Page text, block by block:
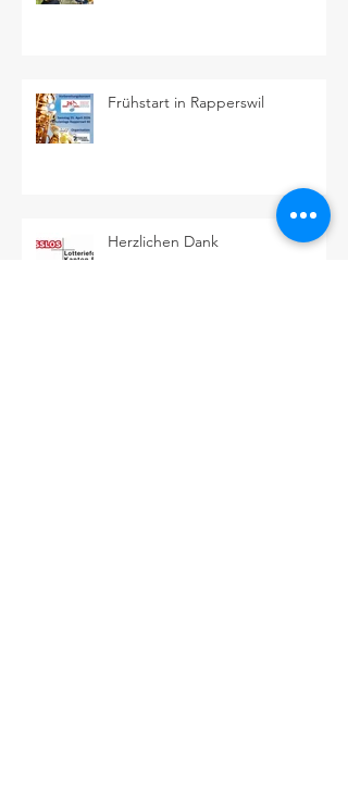
Frühstart in Rapperswil
Herzlichen Dank